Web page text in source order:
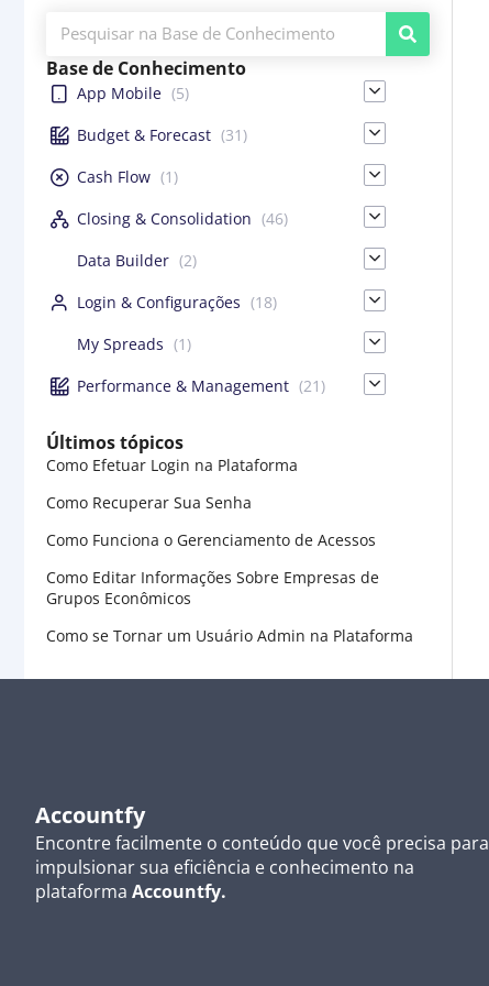
Base de Conhecimento
App Mobile (5)
Budget & Forecast (31)
Cash Flow (1)
Closing & Consolidation (46)
Data Builder (2)
Login & Configurações (18)
My Spreads (1)
Performance & Management (21)
Últimos tópicos
Como Efetuar Login na Plataforma
Como Recuperar Sua Senha
Como Funciona o Gerenciamento de Acessos
Como Editar Informações Sobre Empresas de
Grupos Econômicos
Como se Tornar um Usuário Admin na Plataforma
Accountfy
Encontre facilmente o conteúdo que você precisa para
impulsionar sua eficiência e conhecimento na
plataforma Accountfy.